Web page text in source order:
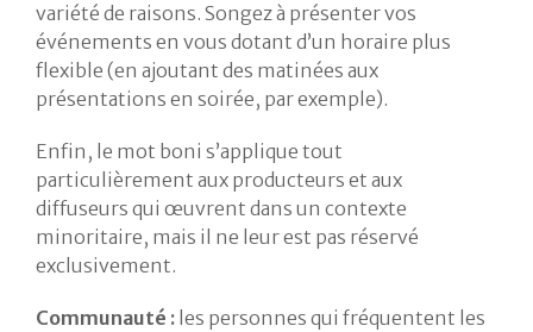
variété de raisons. Songez à présenter vos
événements en vous dotant d’un horaire plus
flexible (en ajoutant des matinées aux
présentations en soirée, par exemple).
Enfin, le mot boni s’applique tout
particulièrement aux producteurs et aux
diffuseurs qui œuvrent dans un contexte
minoritaire, mais il ne leur est pas réservé
exclusivement.
Communauté : les personnes qui fréquentent les